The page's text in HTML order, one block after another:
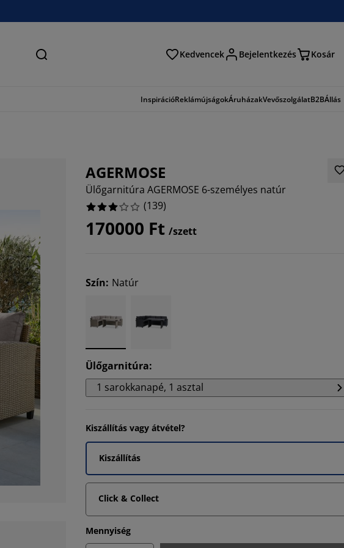
Keresés Kedvencek Bejelentkezés Kosár
InspirációReklámújságokÁruházakVevőszolgálatB2BÁllás
AGERMOSE
Ülőgarnitúra AGERMOSE 6-személyes natúr
(139)
170000 Ft /szett
Szín: Natúr
Ülőgarnitúra:
1 sarokkanapé, 1 asztal
Kiszállítás vagy átvétel?
Kiszállítás
Click & Collect
Mennyiség
43.16546762589928%
6.474820143884892%
5.0359712230215825%
5.755395683453238%
39.568345323741006%